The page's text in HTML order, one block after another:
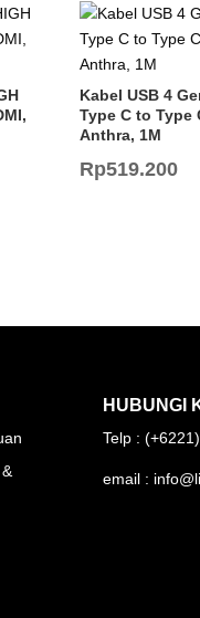
Kabel USB 4
Type C to Type
Anthra, 1M
Rp519.200
HUBUNGI
Telp :
email :